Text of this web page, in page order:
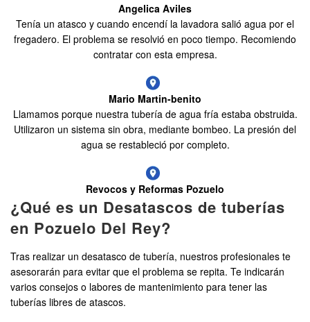
Angelica Aviles
Tenía un atasco y cuando encendí la lavadora salió agua por el
fregadero. El problema se resolvió en poco tiempo. Recomiendo
contratar con esta empresa.
Mario Martin-benito
Llamamos porque nuestra tubería de agua fría estaba obstruida.
Utilizaron un sistema sin obra, mediante bombeo. La presión del
agua se restableció por completo.
Revocos y Reformas Pozuelo
¿Qué es un Desatascos de tuberías
en Pozuelo Del Rey?
Tras realizar un desatasco de tubería, nuestros profesionales te
asesorarán para evitar que el problema se repita. Te indicarán
varios consejos o labores de mantenimiento para tener las
tuberías libres de atascos.